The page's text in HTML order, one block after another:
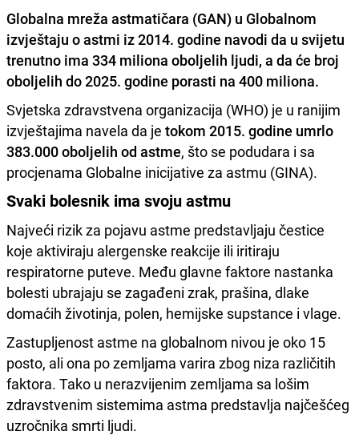
Globalna mreža astmatičara (GAN) u Globalnom
izvještaju o astmi iz 2014. godine navodi da u svijetu
trenutno ima 334 miliona oboljelih ljudi, a da će broj
oboljelih do 2025. godine porasti na 400 miliona.
Svjetska zdravstvena organizacija (WHO) je u ranijim
izvještajima navela da je tokom 2015. godine umrlo
383.000 oboljelih od astme, što se podudara i sa
procjenama Globalne inicijative za astmu (GINA).
Svaki bolesnik ima svoju astmu
Najveći rizik za pojavu astme predstavljaju čestice
koje aktiviraju alergenske reakcije ili iritiraju
respiratorne puteve. Među glavne faktore nastanka
bolesti ubrajaju se zagađeni zrak, prašina, dlake
domaćih životinja, polen, hemijske supstance i vlage.
Zastupljenost astme na globalnom nivou je oko 15
posto, ali ona po zemljama varira zbog niza različitih
faktora. Tako u nerazvijenim zemljama sa lošim
zdravstvenim sistemima astma predstavlja najčešćeg
uzročnika smrti ljudi.